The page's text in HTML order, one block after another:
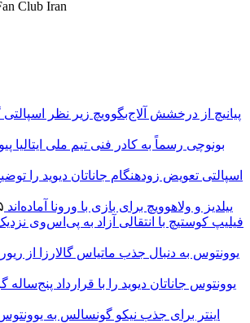
پیانیچ از درخشش آلاج‌بگوویچ زیر نظر
بونوچی رسماً به کادر فنی تیم ملی ایتالیا
اسپالتی تعویض زودهنگام جاناتان دیوید را
ییلدیز و ولاهوویچ برای بازی با ورونا آماده‌اند
فیلیپ کوستیچ با انتقالی آزاد به پی‌اس‌وی
یوونتوس به دنبال جذب ماتیاس گالارزا از ریور
یوونتوس جاناتان دیوید را با قرارداد
اینتر برای جذب نیکو گونسالس به